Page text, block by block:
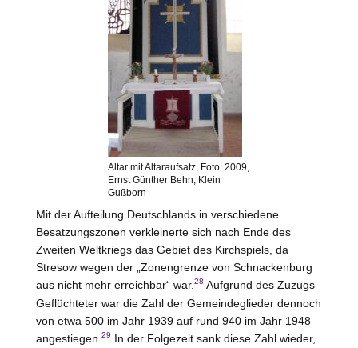
Altar mit Altaraufsatz, Foto: 2009,
Ernst Günther Behn, Klein
Gußborn
Mit der Aufteilung Deutschlands in verschiedene
Besatzungszonen verkleinerte sich nach Ende des
Zweiten Weltkriegs das Gebiet des Kirchspiels, da
Stresow wegen der „Zonengrenze von Schnackenburg
aus nicht mehr erreichbar“ war. 28 Aufgrund des Zuzugs
Geflüchteter war die Zahl der Gemeindeglieder dennoch
von etwa 500 im Jahr 1939 auf rund 940 im Jahr 1948
angestiegen. 29 In der Folgezeit sank diese Zahl wieder,